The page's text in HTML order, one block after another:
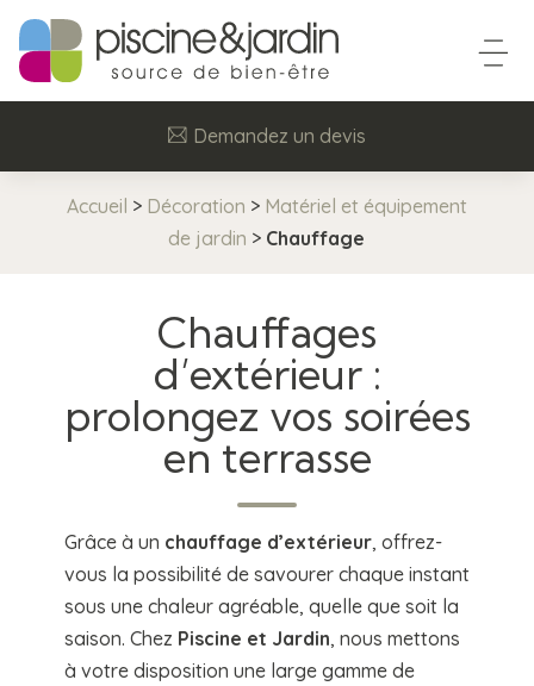
Demandez un devis
Accueil > Décoration > Matériel et équipement
de jardin > Chauffage
Chauffages
d’extérieur :
prolongez vos soirées
en terrasse
Grâce à un chauffage d’extérieur, offrez-
vous la possibilité de savourer chaque instant
sous une chaleur agréable, quelle que soit la
saison. Chez Piscine et Jardin, nous mettons
à votre disposition une large gamme de